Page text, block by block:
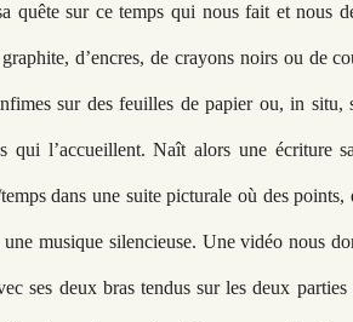
quête sur ce temps qui nous fait et nous
d’encres, de crayons noirs ou de
sur des feuilles de papier ou, in situ,
qui l’accueillent. Naît alors une écriture
dans une suite picturale où des points,
musique silencieuse. Une vidéo nous
ses deux bras tendus sur les deux